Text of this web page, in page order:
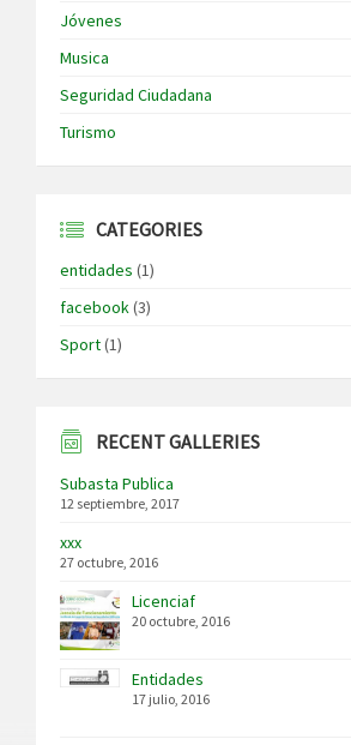
Jóvenes
Musica
Seguridad Ciudadana
Turismo
CATEGORIES
entidades (1)
facebook(3)
Sport(1)
RECENT GALLERIES
Subasta Publica
12 septiembre, 2017
xxx
27 octubre, 2016
Licenciaf
20 octubre, 2016
Entidades
17 julio, 2016